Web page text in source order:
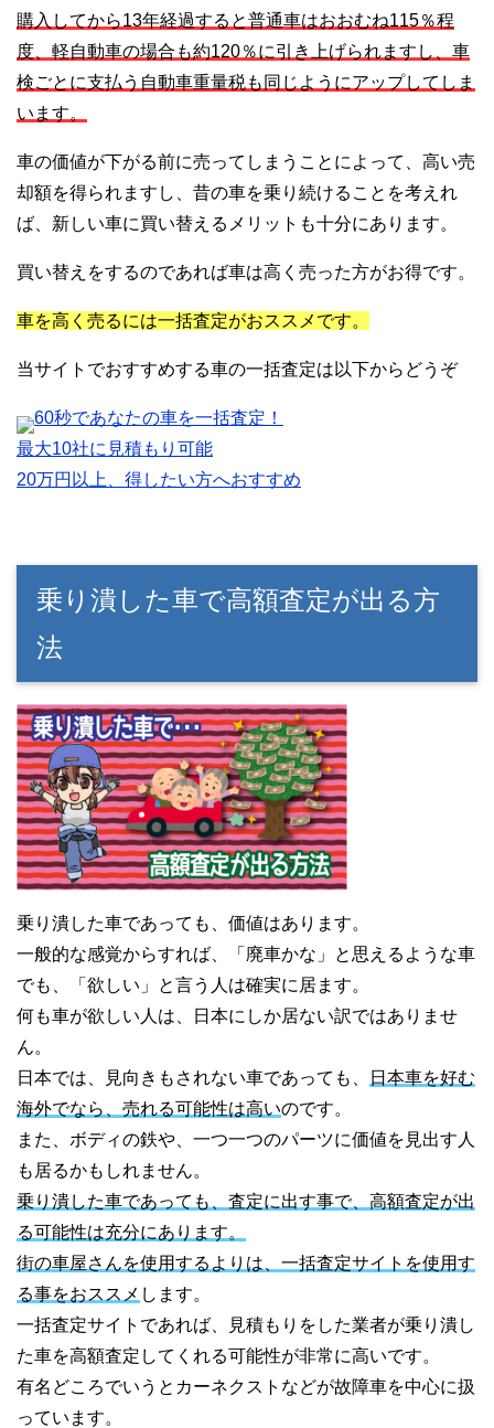
購入してから13年経過すると普通車はおおむね115％程
度、軽自動車の場合も約120％に引き上げられますし、車
検ごとに支払う自動車重量税も同じようにアップしてしま
います。
車の価値が下がる前に売ってしまうことによって、高い売
却額を得られますし、昔の車を乗り続けることを考えれ
ば、新しい車に買い替えるメリットも十分にあります。
買い替えをするのであれば車は高く売った方がお得です。
車を高く売るには一括査定がおススメです。
当サイトでおすすめする車の一括査定は以下からどうぞ
60秒であなたの車を一括査定！
最大10社に見積もり可能
20万円以上、得したい方へおすすめ
乗り潰した車で高額査定が出る方
法
乗り潰した車であっても、価値はあります。
一般的な感覚からすれば、「廃車かな」と思えるような車
でも、「欲しい」と言う人は確実に居ます。
何も車が欲しい人は、日本にしか居ない訳ではありませ
ん。
日本では、見向きもされない車であっても、
日本車を好む
海外でなら、売れる可能性は高いのです。
また、ボディの鉄や、一つ一つのパーツに価値を見出す人
も居るかもしれません。
乗り潰した車であっても、査定に出す事で、高額査定が出
る可能性は充分にあります。
街の車屋さんを使用するよりは、一括査定サイトを使用す
る事をおススメ します。
一括査定サイトであれば、見積もりをした業者が乗り潰し
た車を高額査定してくれる可能性が非常に高いです。
有名どころでいうとカーネクストなどが故障車を中心に扱
っています。